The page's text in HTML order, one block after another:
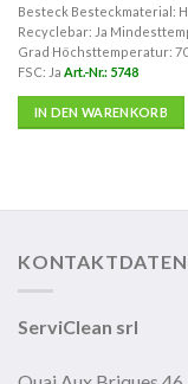
Besteck Besteckmaterial:
Recyclebar: Ja
Grad Höchsttemperatur:
FSC: Ja Art.-Nr.: 5748
IN DEN WARENKORB
KONTAKTDATEN
ServiClean srl